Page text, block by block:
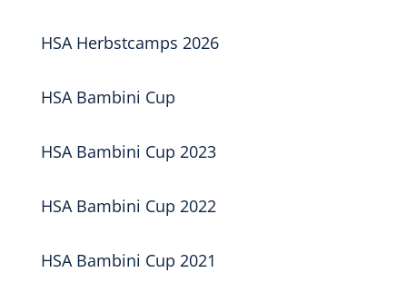
HSA Herbstcamps 2026
HSA Bambini Cup
HSA Bambini Cup 2023
HSA Bambini Cup 2022
HSA Bambini Cup 2021